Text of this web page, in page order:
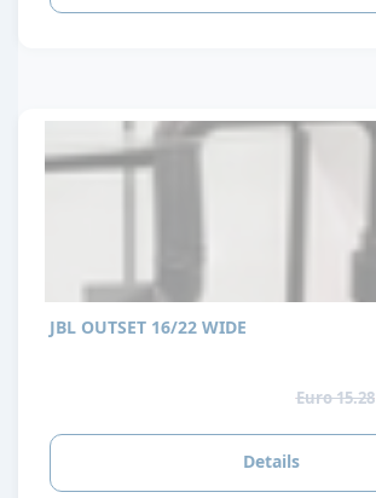
JBL OUTSET 16/22 WIDE
Euro 15.28
Details